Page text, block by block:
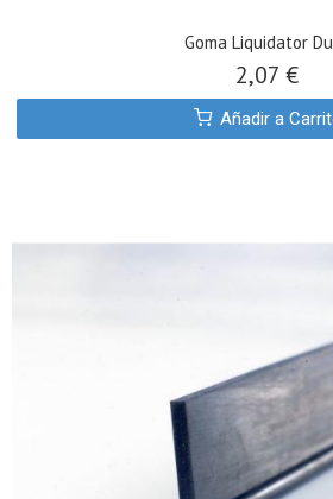
Goma Liquidator
2,07 €
Añadir a